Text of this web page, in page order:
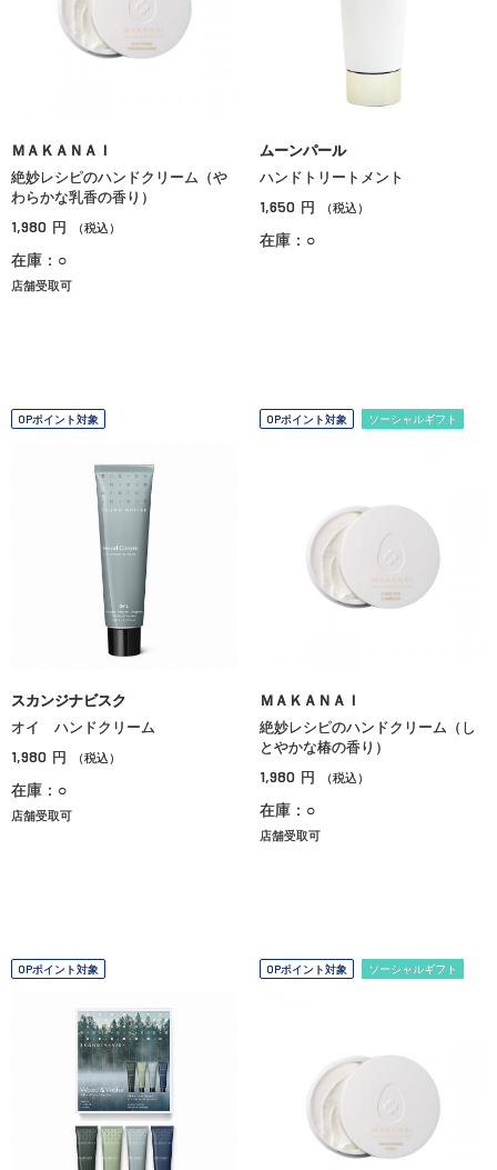
ＭＡＫＡＮＡＩ
絶妙レシピのハンドクリーム（や
わらかな乳香の香り）
1,980 円 （税込）
在庫：○
店舗受取可
ムーンパール
ハンドトリートメント
1,650 円 （税込）
在庫：○
OPポイント対象
スカンジナビスク
オイ ハンドクリーム
1,980 円 （税込）
在庫：○
店舗受取可
OPポイント対象 ソーシャルギフト
ＭＡＫＡＮＡＩ
絶妙レシピのハンドクリーム（し
とやかな椿の香り）
1,980 円 （税込）
在庫：○
店舗受取可
OPポイント対象 OPポイント対象 ソーシャルギフト